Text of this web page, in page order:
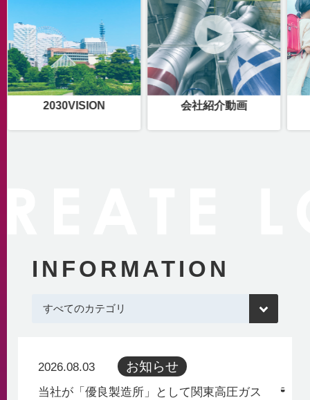
2030VISION 会社紹介動画
INFORMATION
2026.08.03 お知らせ
当社が「優良製造所」として関東高圧ガス